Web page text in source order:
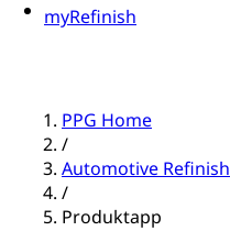
myRefinish
PPG Home
/
Automotive Refinish
/
Produktapp